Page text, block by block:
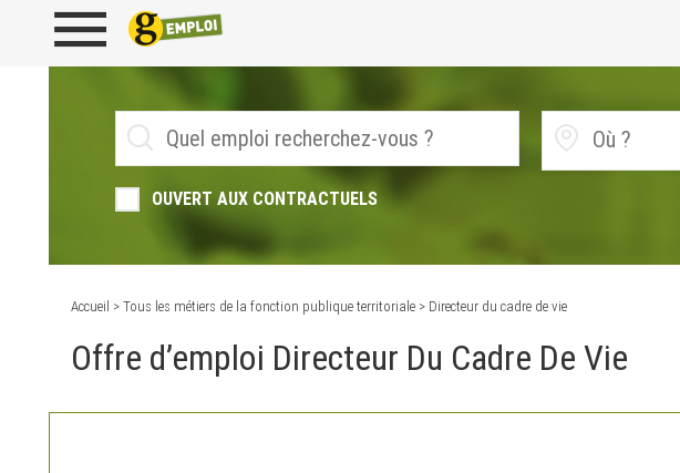
OUVERT AUX CONTRACTUELS
Accueil > Tous les métiers de la fonction publique territoriale > Directeur du cadre de vie
Offre d’emploi Directeur Du Cadre De Vie